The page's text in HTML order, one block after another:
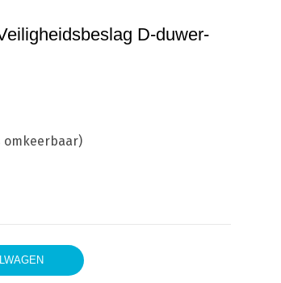
D-duwer-
omkeerbaar)
D-duwer-kruk PC 92mm F1